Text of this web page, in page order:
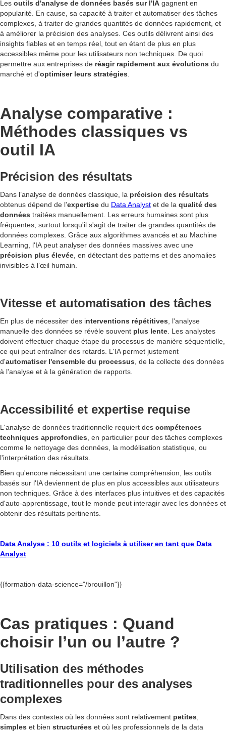
Les outils d'analyse de données basés sur l'IA gagnent en
popularité. En cause, sa capacité à traiter et automatiser des tâches
complexes, à traiter de grandes quantités de données rapidement, et
à améliorer la précision des analyses. Ces outils délivrent ainsi des
insights fiables et en temps réel, tout en étant de plus en plus
accessibles même pour les utilisateurs non techniques. De quoi
permettre aux entreprises de réagir rapidement aux évolutions du
marché et d'optimiser leurs stratégies
Analyse comparative :
Méthodes classiques vs
outil IA
Précision des résultats
Dans l’analyse de données classique, la précision des résultats
obtenus dépend de l'expertise du Data Analyst et de la qualité des
données traitées manuellement. Les erreurs humaines sont plus
fréquentes, surtout lorsqu'il s'agit de traiter de grandes quantités de
données complexes. Grâce aux algorithmes avancés et au Machine
Learning, l'IA peut analyser des données massives avec une
précision plus élevée , en détectant des patterns et des anomalies
invisibles à l’œil humain.
Vitesse et automatisation des tâches
En plus de nécessiter des interventions répétitives , l'analyse
manuelle des données se révèle souvent plus lente . Les analystes
doivent effectuer chaque étape du processus de manière séquentielle,
ce qui peut entraîner des retards. L'IA permet justement
d'automatiser l'ensemble du processus , de la collecte des données
à l'analyse et à la génération de rapports.
Accessibilité et expertise requise
L'analyse de données traditionnelle requiert des compétences
techniques approfondies , en particulier pour des tâches complexes
comme le nettoyage des données, la modélisation statistique, ou
l'interprétation des résultats.
Bien qu'encore nécessitant une certaine compréhension, les outils
basés sur l'IA deviennent de plus en plus accessibles aux utilisateurs
non techniques. Grâce à des interfaces plus intuitives et des capacités
d'auto-apprentissage, tout le monde peut interagir avec les données et
obtenir des résultats pertinents.
Data Analyse : 10 outils et logiciels à utiliser en tant que Data
Analyst
{{formation-data-science="/brouillon"}}
Cas pratiques : Quand
choisir l’un ou l’autre ?
Utilisation des méthodes
traditionnelles pour des analyses
complexes
Dans des contextes où les données sont relativement petites
simples et bien structurées et où les professionnels de la data